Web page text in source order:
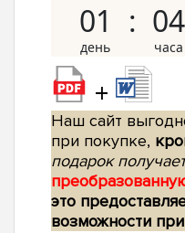
01 04
+
Наш сайт
при покупке,
подарок
это
возможности